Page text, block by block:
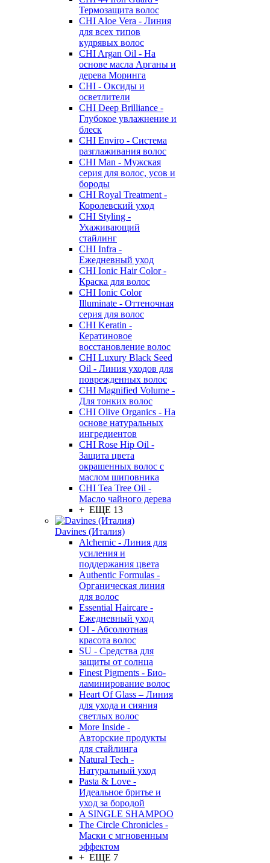
Термозащита волос
CHI Aloe Vera - Линия
для всех типов
кудрявых волос
CHI Argan Oil - На
основе масла Арганы и
дерева Моринга
CHI - Оксиды и
осветлители
CHI Deep Brilliance -
Глубокое увлажнение и
блеск
CHI Enviro - Система
разглаживания волос
CHI Man - Мужская
серия для волос, усов и
бороды
CHI Royal Treatment -
Королевский уход
CHI Styling -
Ухаживающий
стайлинг
CHI Infra -
Ежедневный уход
CHI Ionic Hair Color -
Краска для волос
CHI Ionic Color
Illuminate - Оттеночная
серия для волос
CHI Keratin -
Кератиновое
восстановление волос
CHI Luxury Black Seed
Oil - Линия уходов для
поврежденных волос
CHI Magnified Volume -
Для тонких волос
CHI Olive Organics - На
основе натуральных
ингредиентов
CHI Rose Hip Oil -
Защита цвета
окрашенных волос с
маслом шиповника
CHI Tea Tree Oil -
Масло чайного дерева
+ ЕЩЕ 13
Davines (Италия)
Alchemic - Линия для
усиления и
поддержания цвета
Authentic Formulas -
Органическая линия
для волос
Essential Haircare -
Eжедневный уход
OI - Абсолютная
красота волос
SU - Средства для
защиты от солнца
Finest Pigments - Био-
ламинирование волос
Heart Of Glass – Линия
для ухода и сияния
светлых волос
More Inside -
Авторские продукты
для стайлинга
Natural Tech -
Натуральный уход
Pasta & Love -
Идеальное бритье и
уход за бородой
A SINGLE SHAMPOO
The Circle Chronicles -
Маски с мгновенным
эффектом
+ ЕЩЕ 7